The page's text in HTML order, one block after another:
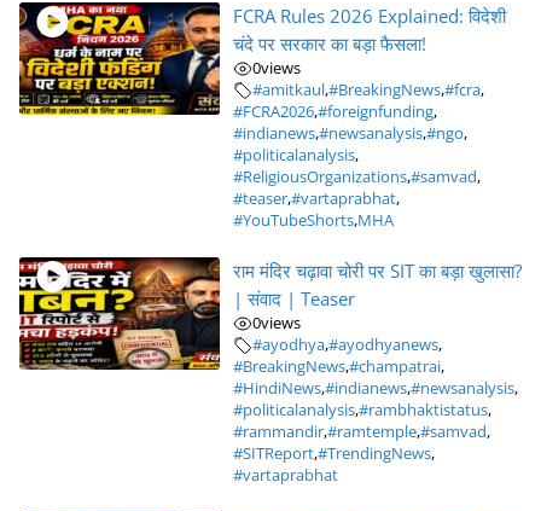
FCRA Rules 2026 Explained: विदेशी
चंदे पर सरकार का बड़ा फैसला!
0views
#amitkaul,#BreakingNews,#fcra,
#FCRA2026,#foreignfunding,
#indianews,#newsanalysis,#ngo,
#politicalanalysis,
#ReligiousOrganizations,#samvad,
#teaser,#vartaprabhat,
#YouTubeShorts,MHA
राम मंदिर चढ़ावा चोरी पर SIT का बड़ा खुलासा?
| संवाद | Teaser
0views
#ayodhya,#ayodhyanews,
#BreakingNews,#champatrai,
#HindiNews,#indianews,#newsanalysis,
#politicalanalysis,#rambhaktistatus,
#rammandir,#ramtemple,#samvad,
#SITReport,#TrendingNews,
#vartaprabhat